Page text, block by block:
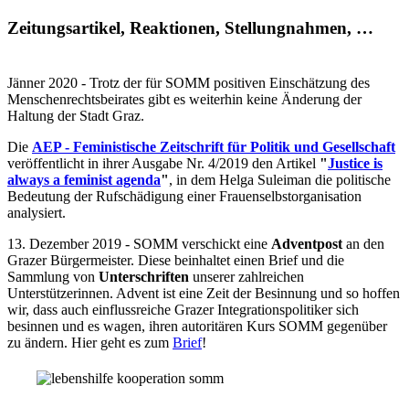
Zeitungsartikel, Reaktionen, Stellungnahmen, …
Jänner 2020 - Trotz der für SOMM positiven Einschätzung des
Menschenrechtsbeirates gibt es weiterhin keine Änderung der
Haltung der Stadt Graz.
Die AEP - Feministische Zeitschrift für Politik und Gesellschaft
veröffentlicht in ihrer Ausgabe Nr. 4/2019 den Artikel "Justice is
always a feminist agenda", in dem Helga Suleiman die politische
Bedeutung der Rufschädigung einer Frauenselbstorganisation
analysiert.
13. Dezember 2019 - SOMM verschickt eine Adventpostan den
Grazer Bürgermeister. Diese beinhaltet einen Brief und die
Sammlung von Unterschriften unserer zahlreichen
Unterstützerinnen. Advent ist eine Zeit der Besinnung und so hoffen
wir, dass auch einflussreiche Grazer Integrationspolitiker sich
besinnen und es wagen, ihren autoritären Kurs SOMM gegenüber
zu ändern. Hier geht es zum Brief!